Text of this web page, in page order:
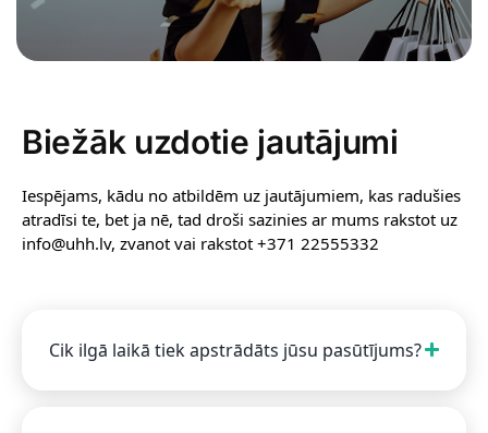
Biežāk uzdotie jautājumi
Iespējams, kādu no atbildēm uz jautājumiem, kas radušies
atradīsi te, bet ja nē, tad droši sazinies ar mums rakstot uz
info@uhh.lv, zvanot vai rakstot +371 22555332
Cik ilgā laikā tiek apstrādāts jūsu pasūtījums?